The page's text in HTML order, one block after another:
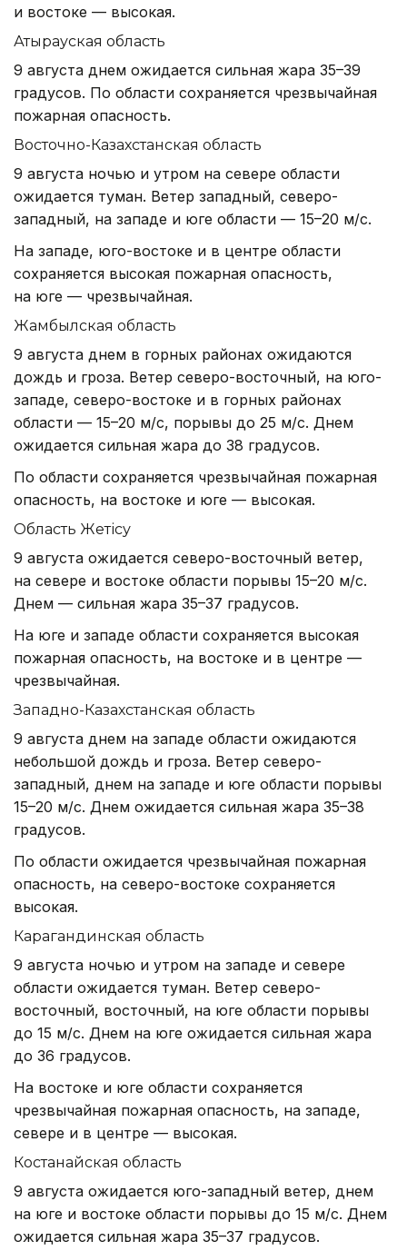
и востоке — высокая.
Атырауская область
9 августа днем ожидается сильная жара 35–39
градусов. По области сохраняется чрезвычайная
пожарная опасность.
Восточно-Казахстанская область
9 августа ночью и утром на севере области
ожидается туман. Ветер западный, северо-
западный, на западе и юге области — 15–20 м/с.
На западе, юго-востоке и в центре области
сохраняется высокая пожарная опасность,
на юге — чрезвычайная.
Жамбылская область
9 августа днем в горных районах ожидаются
дождь и гроза. Ветер северо-восточный, на юго-
западе, северо-востоке и в горных районах
области — 15–20 м/с, порывы до 25 м/с. Днем
ожидается сильная жара до 38 градусов.
По области сохраняется чрезвычайная пожарная
опасность, на востоке и юге — высокая.
Область Жетісу
9 августа ожидается северо-восточный ветер,
на севере и востоке области порывы 15–20 м/с.
Днем — сильная жара 35–37 градусов.
На юге и западе области сохраняется высокая
пожарная опасность, на востоке и в центре —
чрезвычайная.
Западно-Казахстанская область
9 августа днем на западе области ожидаются
небольшой дождь и гроза. Ветер северо-
западный, днем на западе и юге области порывы
15–20 м/с. Днем ожидается сильная жара 35–38
градусов.
По области ожидается чрезвычайная пожарная
опасность, на северо-востоке сохраняется
высокая.
Карагандинская область
9 августа ночью и утром на западе и севере
области ожидается туман. Ветер северо-
восточный, восточный, на юге области порывы
до 15 м/с. Днем на юге ожидается сильная жара
до 36 градусов.
На востоке и юге области сохраняется
чрезвычайная пожарная опасность, на западе,
севере и в центре — высокая.
Костанайская область
9 августа ожидается юго-западный ветер, днем
на юге и востоке области порывы до 15 м/с. Днем
ожидается сильная жара 35–37 градусов.